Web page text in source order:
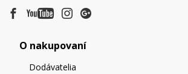
O nakupovaní
Dodávatelia